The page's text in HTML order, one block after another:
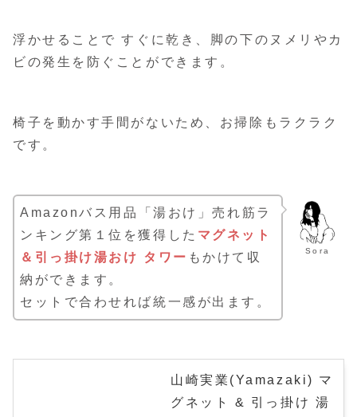
浮かせることで すぐに乾き、脚の下のヌメリやカ
ビの発生を防ぐことができます。
椅子を動かす手間がないため、お掃除もラクラク
です。
Sora
Amazonバス用品「湯おけ」売れ筋ラ
ンキング第１位を獲得した マグネット
＆引っ掛け湯おけ タワー もかけて収
納ができます。
セットで合わせれば統一感が出ます。
山崎実業(Yamazaki) マ
グネット & 引っ掛け 湯